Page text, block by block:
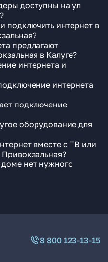
доступны на ул
подключить интернет в
предлагают
в Калуге?
интернета и
интернета
подключение
оборудование для
вместе с ТВ или
нет нужного
8 800 123-13-15